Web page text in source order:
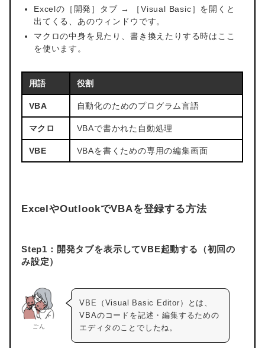
Excelの［開発］タブ → ［Visual Basic］を開くと
出てくる、あのウィンドウです。
マクロの中身を見たり、書き換えたりする時はここ
を使います。
用語 役割
VBA 自動化のためのプログラム言語
マクロ VBAで書かれた自動処理
VBE VBAを書くための専用の編集画面
ExcelやOutlookでVBAを登録する方法
Step1：開発タブを表示してVBE起動する（初回の
み設定）
ごん
VBE（Visual Basic Editor）とは、
VBAのコードを記述・編集するための
エディタのことでしたね。